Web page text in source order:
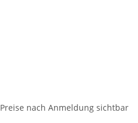
Preise nach Anmeldung sichtbar